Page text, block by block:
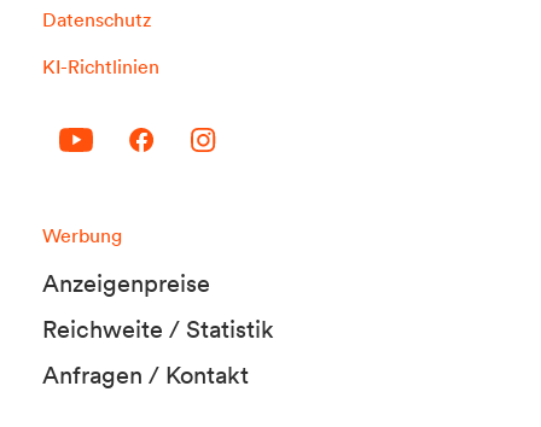
Datenschutz
KI-Richtlinien
Werbung
Anzeigenpreise
Reichweite / Statistik
Anfragen / Kontakt